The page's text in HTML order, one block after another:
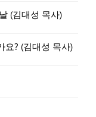
(김대성 목사)
요? (김대성 목사)